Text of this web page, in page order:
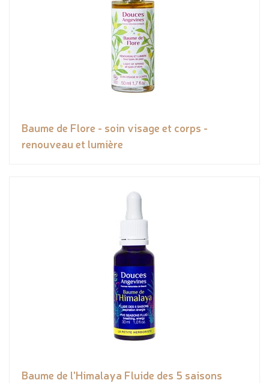
Baume de Flore - soin visage et corps -
renouveau et lumière
Baume de l'Himalaya Fluide des 5 saisons